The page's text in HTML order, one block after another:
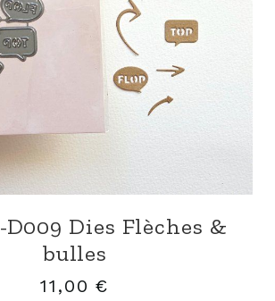
D009 Dies Flèches &
bulles
11,00 €